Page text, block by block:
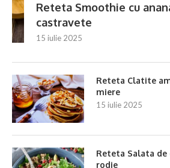
Reteta Smoothie cu
castravete
15 iulie 2025
Reteta Clatite
miere
15 iulie 2025
Reteta Salata de
rodie